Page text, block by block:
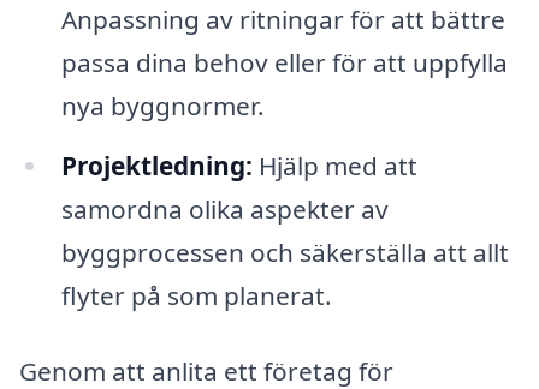
Anpassning av ritningar för att bättre
passa dina behov eller för att uppfylla
nya byggnormer.
Projektledning: Hjälp med att
samordna olika aspekter av
byggprocessen och säkerställa att allt
flyter på som planerat.
Genom att anlita ett företag för